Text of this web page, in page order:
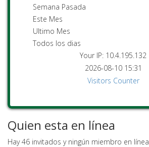
Semana Pasada
Este Mes
Ultimo Mes
Todos los dias
Your IP: 10.4.195.132
2026-08-10 15:31
Visitors Counter
Quien esta en línea
Hay 46 invitados y ningún miembro en línea